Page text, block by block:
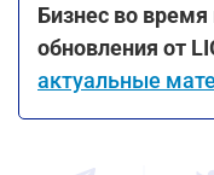
Бизнес во
обновления от
актуальные